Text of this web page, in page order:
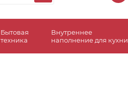
Бытовая
техника
Внутреннее
наполнение для кухни